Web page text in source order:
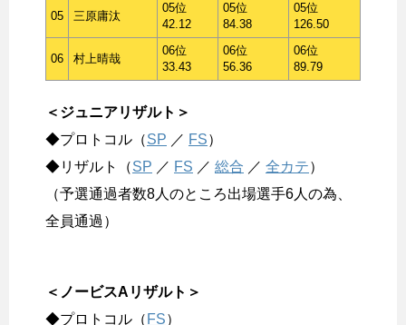
05 三原庸汰
05位
42.12
05位
84.38
05位
126.50
06 村上晴哉
06位
33.43
06位
56.36
06位
89.79
＜ジュニアリザルト＞
◆プロトコル（SP ／ FS）
◆リザルト（SP ／ FS ／ 総合 ／ 全カテ）
（予選通過者数8人のところ出場選手6人の為、
全員通過）
＜ノービスAリザルト＞
◆プロトコル（ FS）